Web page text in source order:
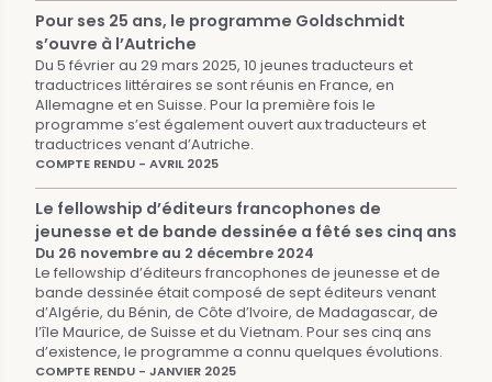
Pour ses 25 ans, le programme Goldschmidt
s’ouvre à l’Autriche
Du 5 février au 29 mars 2025, 10 jeunes traducteurs et
traductrices littéraires se sont réunis en France, en
Allemagne et en Suisse. Pour la première fois le
programme s’est également ouvert aux traducteurs et
traductrices venant d’Autriche.
COMPTE RENDU - AVRIL 2025
Le fellowship d’éditeurs francophones de
jeunesse et de bande dessinée a fêté ses cinq ans
Du 26 novembre au 2 décembre 2024
Le fellowship d’éditeurs francophones de jeunesse et de
bande dessinée était composé de sept éditeurs venant
d’Algérie, du Bénin, de Côte d’Ivoire, de Madagascar, de
l’île Maurice, de Suisse et du Vietnam. Pour ses cinq ans
d’existence, le programme a connu quelques évolutions.
COMPTE RENDU - JANVIER 2025